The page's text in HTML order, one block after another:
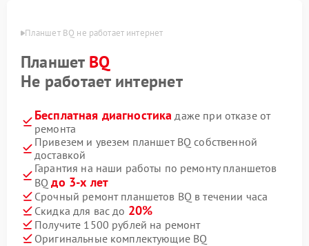
Планшет BQ не работает интернет
Планшет BQ
Не работает интернет
Бесплатная диагностика даже при отказе от
ремонта
Привезем и увезем планшет BQ собственной
доставкой
Гарантия на наши работы по ремонту планшетов
BQдо 3-х лет
Срочный ремонт планшетов BQ в течении часа
Скидка для вас до 20%
Получите 1500 рублей на ремонт
Оригинальные комплектующие BQ